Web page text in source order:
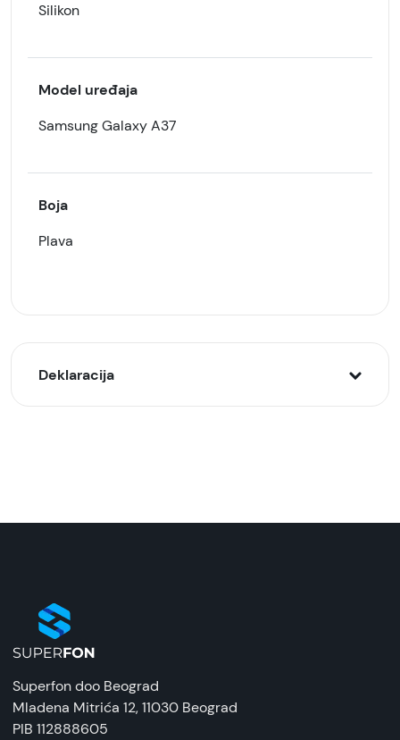
Silikon
Model uređaja
Samsung Galaxy A37
Boja
Plava
Deklaracija
Naziv i vrsta robe:
Tehnomarket
EAN:
8676424205891
Zemlja porekla:
Kina
Superfon doo Beograd
Mladena Mitrića 12, 11030 Beograd
PIB 112888605